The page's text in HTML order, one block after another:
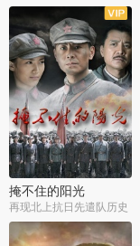
全38集
掩不住的阳光
再现北上抗日先遣队历史
全37集